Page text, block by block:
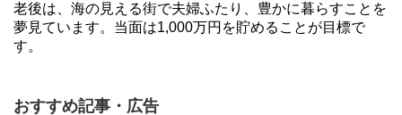
老後は、海の見える街で夫婦ふたり、豊かに暮らすことを
夢見ています。当面は1,000万円を貯めることが目標で
す。
おすすめ記事・広告